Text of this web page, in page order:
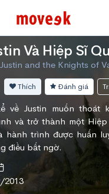
Và Hiệp Sĩ
Justin and the Knights of
Thích Đánh giá
về Justin muốn thoát
và trở thành một
hành trình được huấn
điều bất ngờ.
2013